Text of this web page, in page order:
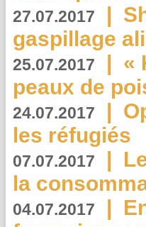
27.07.2017 |
gaspillage
25.07.2017 | «
peaux de
24.07.2017 |
les réfugiés
07.07.2017 |
la
04.07.2017 |